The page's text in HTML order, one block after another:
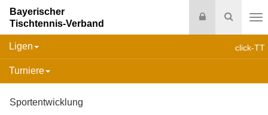
Suche
Login
Bayerischer
Tischtennis-Verband
click-TT
Ligen
Turniere
Sportentwicklung